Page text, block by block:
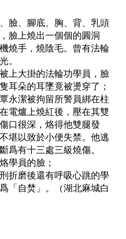
臉、腳底、胸、背、乳頭
臉上燒出一個個的圓洞
燒手，燒陰毛。曾有法輪
。
上大掛的法輪功學員，臉
耳朵的耳墜竟被燙穿了；
永潔被拘留所警員綁在柱
電爐上燒紅後，壓在其雙
口很深，烙得他雙腿發
堪以致於小便失禁。他逃
爲有十三處三級燒傷。
學員的臉；
折磨後還有呼吸心跳的學
「自焚」。（湖北麻城白